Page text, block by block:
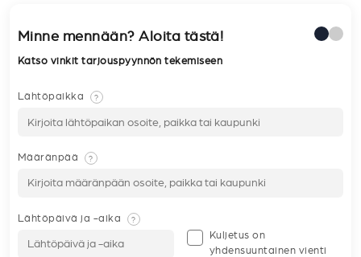
Minne mennään? Aloita tästä!
Katso vinkit tarjouspyynnön tekemiseen
Lähtöpaikka ?
Määränpää ?
Lähtöpäivä ja -aika ?
Kuljetus on
yhdensuuntainen vienti